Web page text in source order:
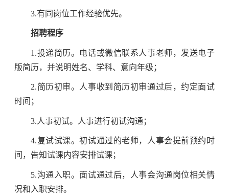
3.有同岗位工作经验优先。
招聘程序
1.投递简历。电话或微信联系人事老师，发送电子
版简历，并说明姓名、学科、意向年级；
2.简历初审。人事收到简历初审通过后，约定面试
时间；
3.人事初试。人事进行初试沟通；
4.复试试课。初试通过的老师，人事会提前预约时
间，告知试课内容安排试课；
5.沟通入职。面试通过后，人事会沟通岗位相关情
况和入职安排。